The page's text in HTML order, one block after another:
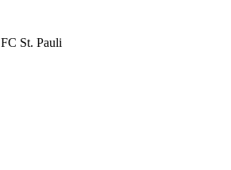
FC St. Pauli